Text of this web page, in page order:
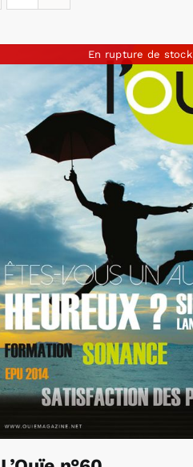
En rupture de stock